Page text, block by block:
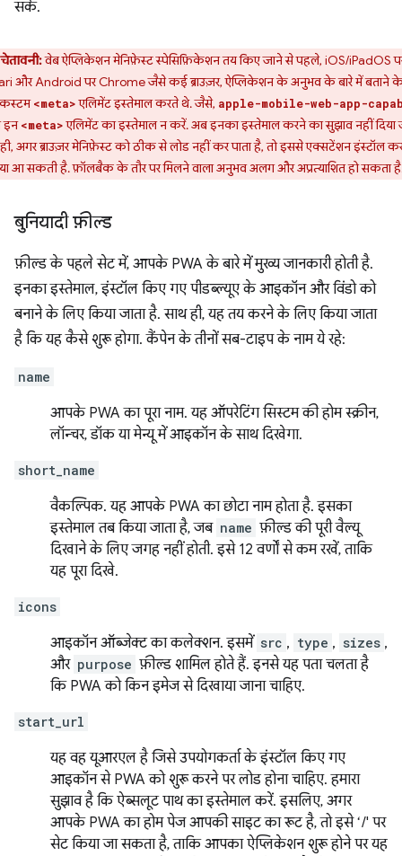
सके.
चेतावनी:वेब ऐप्लिकेशन मेनिफ़ेस्ट स्पेसिफ़िकेशन तय किए जाने से पहले, iOS/iPadOS
और Android पर Chrome जैसे कई ब्राउज़र, ऐप्लिकेशन के अनुभव के बारे में बताने
कस्टम<meta>एलिमेंट इस्तेमाल करते थे. जैसे, apple-mobile-web-app-
<meta>एलिमेंट का इस्तेमाल न करें. अब इनका इस्तेमाल करने का सुझाव नहीं दिया
अगर ब्राउज़र मेनिफ़ेस्ट को ठीक से लोड नहीं कर पाता है, तो इससे एक्सटेंशन इंस्टॉल
आ सकती है. फ़ॉलबैक के तौर पर मिलने वाला अनुभव अलग और अप्रत्याशित हो सकता
बुनियादी फ़ील्ड
फ़ील्ड के पहले सेट में, आपके PWA के बारे में मुख्य जानकारी होती है.
इनका इस्तेमाल, इंस्टॉल किए गए पीडब्ल्यूए के आइकॉन और विंडो को
बनाने के लिए किया जाता है. साथ ही, यह तय करने के लिए किया जाता
है कि यह कैसे शुरू होगा. कैंपेन के तीनों सब-टाइप के नाम ये रहे:
name
आपके PWA का पूरा नाम. यह ऑपरेटिंग सिस्टम की होम स्क्रीन,
लॉन्चर, डॉक या मेन्यू में आइकॉन के साथ दिखेगा.
short_name
वैकल्पिक. यह आपके PWA का छोटा नाम होता है. इसका
इस्तेमाल तब किया जाता है, जब name फ़ील्ड की पूरी वैल्यू
दिखाने के लिए जगह नहीं होती. इसे 12 वर्णों से कम रखें, ताकि
यह पूरा दिखे.
icons
आइकॉन ऑब्जेक्ट का कलेक्शन. इसमें src , type , sizes ,
और purpose फ़ील्ड शामिल होते हैं. इनसे यह पता चलता है
कि PWA को किन इमेज से दिखाया जाना चाहिए.
start_url
यह वह यूआरएल है जिसे उपयोगकर्ता के इंस्टॉल किए गए
आइकॉन से PWA को शुरू करने पर लोड होना चाहिए. हमारा
सुझाव है कि ऐब्सलूट पाथ का इस्तेमाल करें. इसलिए, अगर
आपके PWA का होम पेज आपकी साइट का रूट है, तो इसे ‘/' पर
सेट किया जा सकता है, ताकि आपका ऐप्लिकेशन शुरू होने पर यह